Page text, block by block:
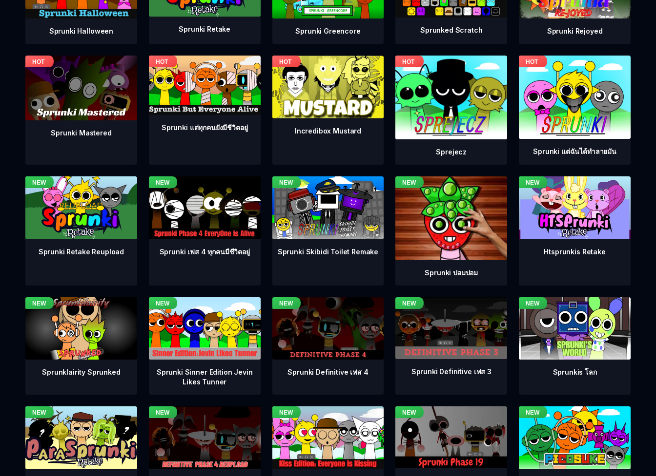
Sprunki Halloween Sprunki Retake Sprunki Greencore Sprunked Scratch Sprunki Rejoyed
Sprunki Mastered
Sprunki แต่ทุกคนยังมีชีวิตอยู่ Incredibox Mustard
Sprejecz Sprunki แต่ฉันได้ทำลายมัน
Sprunki Retake Reupload Sprunki เฟส 4 ทุกคนมีชีวิตอยู่ Sprunki Skibidi Toilet Remake
Sprunki ปอมปอม
Htsprunkis Retake
Sprunklairity Sprunked
Sprunki Sinner Edition Jevin
Likes Tunner
Sprunki Definitive เฟส 4 Sprunki Definitive เฟส 3 Sprunkis โลก